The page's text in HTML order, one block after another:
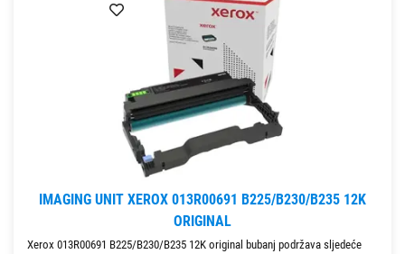
IMAGING UNIT XEROX 013R00691 B225/B230/B235 12K
ORIGINAL
Xerox 013R00691 B225/B230/B235 12K original bubanj podržava sljedeće